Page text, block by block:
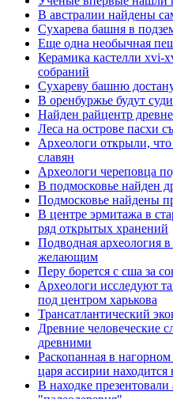
В австралии найдены
Сухарева башня в
Еще одна необычная
Керамика кастелли xvi-
собраний
Сухареву башню
В оренбуржье будут
Найден райцентр
Леса на острове пасхи
Археологи открыли,
славян
Археологи череповца
В подмосковье найден
Подмосковье найдены
В центре эрмитажа в
ряд открытых хранений
Подводная археология
желающим
Перу борется с сша за
Археологи исследуют
под центром харькова
Трансатлантический
Древние человеческие
древними
Раскопанная в
царя ассирии
В находке